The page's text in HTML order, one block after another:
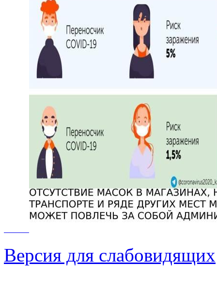
Версия для слабовидящих